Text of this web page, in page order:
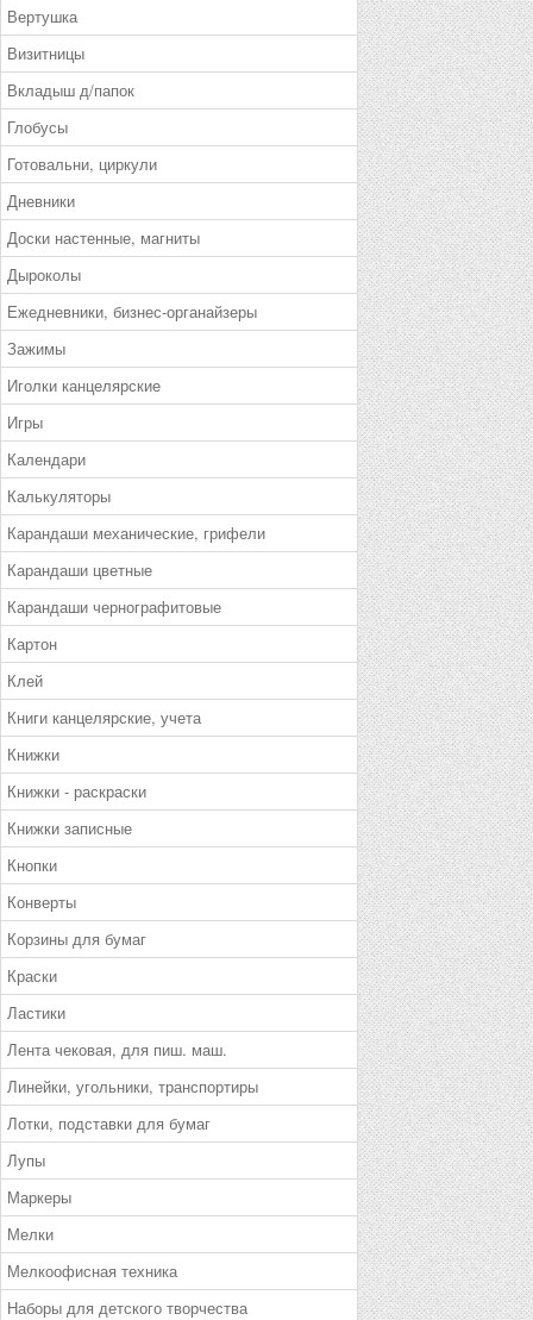
Вертушка
Визитницы
Вкладыш д/папок
Глобусы
Готовальни, циркули
Дневники
Доски настенные, магниты
Дыроколы
Ежедневники, бизнес-органайзеры
Зажимы
Иголки канцелярские
Игры
Календари
Калькуляторы
Карандаши механические, грифели
Карандаши цветные
Карандаши чернографитовые
Картон
Клей
Книги канцелярские, учета
Книжки
Книжки - раскраски
Книжки записные
Кнопки
Конверты
Корзины для бумаг
Краски
Ластики
Лента чековая, для пиш. маш.
Линейки, угольники, транспортиры
Лотки, подставки для бумаг
Лупы
Маркеры
Мелки
Мелкоофисная техника
Наборы для детского творчества